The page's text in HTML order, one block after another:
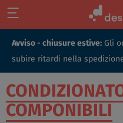
Avviso - chiusure estive: Gli
subire ritardi nella
COMPONIBILI